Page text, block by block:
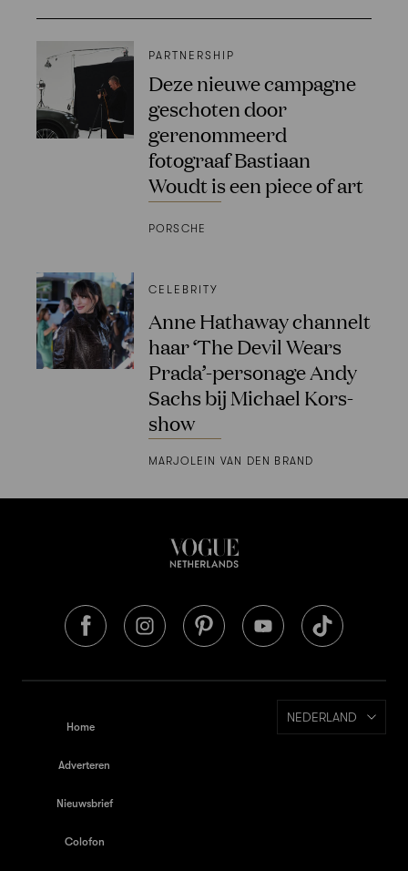
PARTNERSHIP
Deze nieuwe campagne
geschoten door
gerenommeerd
fotograaf Bastiaan
Woudt is een piece of art
PORSCHE
CELEBRITY
Anne Hathaway channelt
haar ‘The Devil Wears
Prada’-personage Andy
Sachs bij Michael Kors-
show
MARJOLEIN VAN DEN BRAND
Home
Adverteren
Nieuwsbrief
Colofon
NEDERLAND